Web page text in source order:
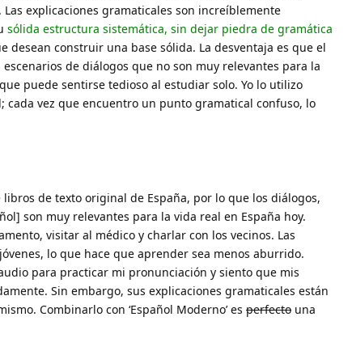
explicaciones gramaticales son increíblemente
sólida estructura sistemática, sin dejar piedra de gramática
desean construir una base sólida. La desventaja es que el
de diálogos que no son muy relevantes para la
puede sentirse tedioso al estudiar solo. Yo lo utilizo
vez que encuentro un punto gramatical confuso, lo
de texto original de España, por lo que los diálogos,
son muy relevantes para la vida real en España hoy.
visitar al médico y charlar con los vecinos. Las
lo que hace que aprender sea menos aburrido.
para practicar mi pronunciación y siento que mis
Sin embargo, sus explicaciones gramaticales están
Combinarlo con ‘Español Moderno’ es perfecto una